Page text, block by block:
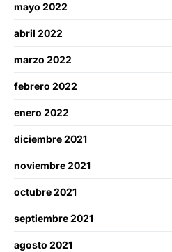
mayo 2022
abril 2022
marzo 2022
febrero 2022
enero 2022
diciembre 2021
noviembre 2021
octubre 2021
septiembre 2021
agosto 2021